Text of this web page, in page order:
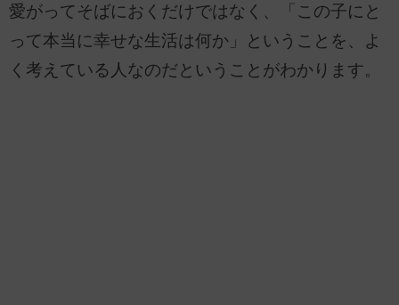
愛がってそばにおくだけではなく、「この子にと
って本当に幸せな生活は何か」ということを、よ
く考えている人なのだということがわかります。